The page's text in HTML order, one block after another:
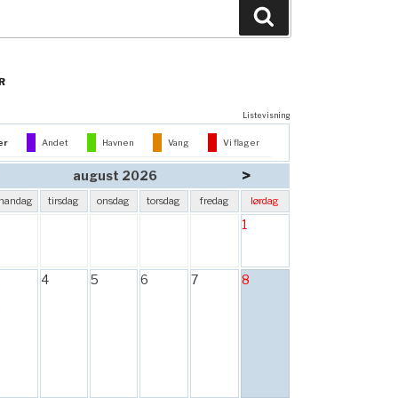
Listevisning
Andet Havnen Vang Vi flager
august 2026 >
tirsdag onsdag torsdag fredag lørdag
1
4 5 6 7 8